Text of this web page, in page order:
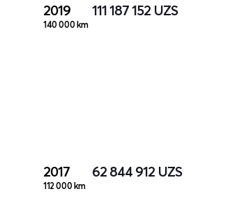
2019
140 000 km
111 187 152 UZS
2017
112 000 km
62 844 912 UZS